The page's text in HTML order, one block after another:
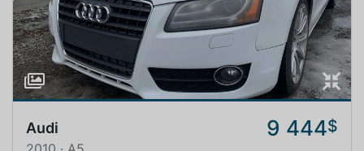
Audi 9 444$